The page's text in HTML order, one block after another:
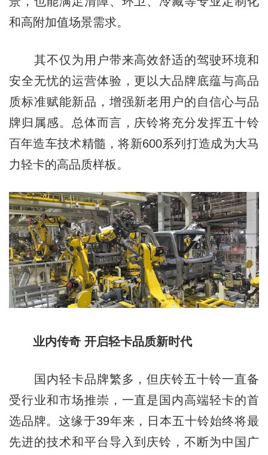
和高附加值场景需求。
其不仅为用户带来高效舒适的驾驶环境和
安全无忧的运营体验，更以大品牌底蕴与高品
质标准赋能新品，增强新老用户的自信心与品
牌归属感。总体而言，庆铃将充分发挥五十铃
百年造车技术精髓，将新600系列打造成为大马
力轻卡的高品质样板。
业内传奇 开启轻卡品质新时代
国内轻卡品牌繁多，但庆铃五十铃一直备
受行业和市场推崇，一直是国内高端轻卡的首
选品牌。这缘于39年来，日本五十铃始终将最
先进的技术和平台导入到庆铃，不断为中国广